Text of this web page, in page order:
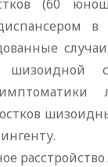
(60
шизоидной